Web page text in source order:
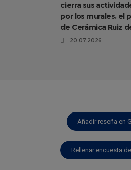
cierra sus
por los murales, el
de Cerámica Ruiz
20.07.2026
Añadir reseña en
Rellenar encuesta